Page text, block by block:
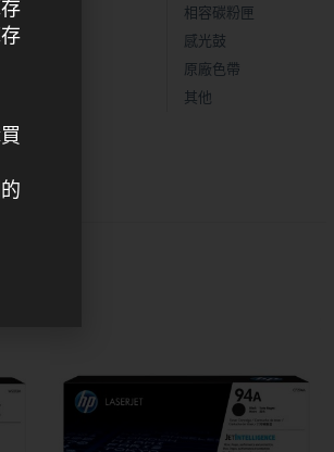
相容碳粉匣
感光鼓
原廠色帶
其他